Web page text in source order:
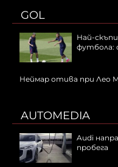
GOL
Най-
футбола:
Неймар отива при Лео
AUTOMEDIA
Audi
пробега